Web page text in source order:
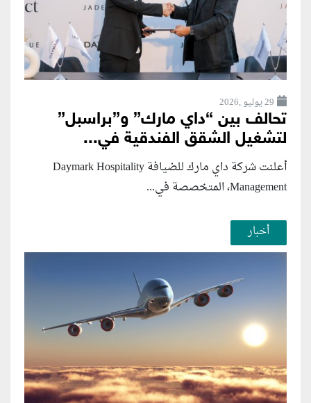
29 يوليو ,2026
تحالف بين “داي مارك” و”براسبل”
لتشغيل الشقق الفندقية في...
أعلنت شركة داي مارك للضيافة Daymark Hospitality
Management، المتخصصة في...
أخبار